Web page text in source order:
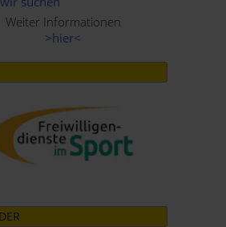
Weiter Informationen
>hier<